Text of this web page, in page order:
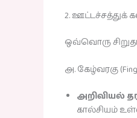
2. ஊட்டச்சத்துக்
ஒவ்வொரு
அ. கேழ்வரகு
அறிவியல்
கால்சியம்